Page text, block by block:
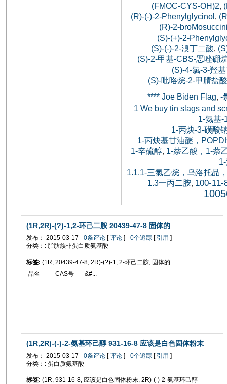
(FMOC-CYS-OH)2,
(R)-(-)-2-Phenylglycinol,
(R)-2-
(S)-(+)-2-
(S)-(-)-2-溴丁二酸,
(S)-2-甲基-CBS-恶唑硼
(S)-4-氯-3-羟
(S)-吡咯烷-2-甲腈盐
**** Joe Biden Flag,-
1 We buy tin slags and
1-氨基-
1-丙炔-3-磺酸
1-丙炔基甘油醚，
1-辛硫醇, 1-萘乙酸，1-萘
1.1.1-三氯乙烷，乌洛托品
1.3一丙二胺, 100-11-
(1R,2R)-(?)-1,2-环己二胺 20439-47-8 固体的
发布： 2015-03-17 - 0条评论 [评论 ] - 0个追踪 [ 引用 ]
分类：: 脂肪族非蛋白质氨基酸
标签: (1R, 20439-47-8, 2R)-(?)-1, 2-环己二胺, 固体的
品名 CAS号 &#...
(1R,2R)-(-)-2-氨基环己醇 931-16-8 应该是白色固体粉末
发布： 2015-03-17 - 0条评论 [评论 ] - 0个追踪 [ 引用 ]
分类：: 蛋白质氨基酸
标签: (1R, 931-16-8, 应该是白色固体粉末, 2R)-(-)-2-氨基环己醇